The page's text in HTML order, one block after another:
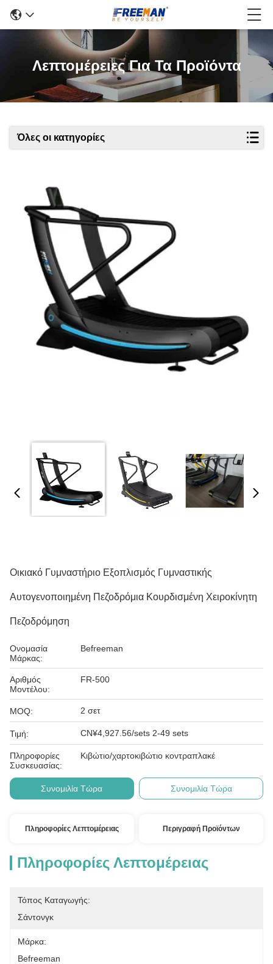
Λεπτομέρειες Για Τα Προϊόντα
Όλες οι κατηγορίες
Οικιακό Γυμναστήριο Εξοπλισμός Γυμναστικής
Αυτογενοποιημένη Πεζοδρόμια Κουρδισμένη Χειροκίνητη
Πεζοδρόμηση
Ονομασία
Μάρκας:
Befreeman
Αριθμός
Μοντέλου:
FR-500
MOQ: 2 σετ
Τιμή: CN¥4,927.56/sets 2-49 sets
Πληροφορίες
Συσκευασίας:
Κιβώτιο/χαρτοκιβώτιο κοντραπλακέ
Συνομιλία Τώρα Συνομιλία Τώρα
Πληροφορίες Λεπτομέρειας Περιγραφή Προϊόντων
Πληροφορίες Λεπτομέρειας
Τόπος Καταγωγής:
Σάντονγκ
Μάρκα:
Befreeman